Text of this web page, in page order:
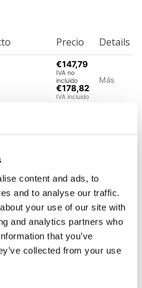
content and ads, to
and to analyse our traffic.
your use of our site with
and analytics partners who
that you’ve
collected from your use
Precio Details
€147,79
IVA no
incluido
€178,82
IVA incluido
Más